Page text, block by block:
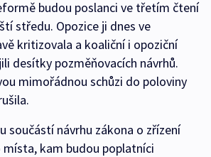
budou poslanci ve třetím čtení
středu. Opozice ji dnes ve
kritizovala a koaliční i opoziční
desítky pozměňovacích návrhů.
mimořádnou schůzi do poloviny
součástí návrhu zákona o zřízení
kam budou poplatníci